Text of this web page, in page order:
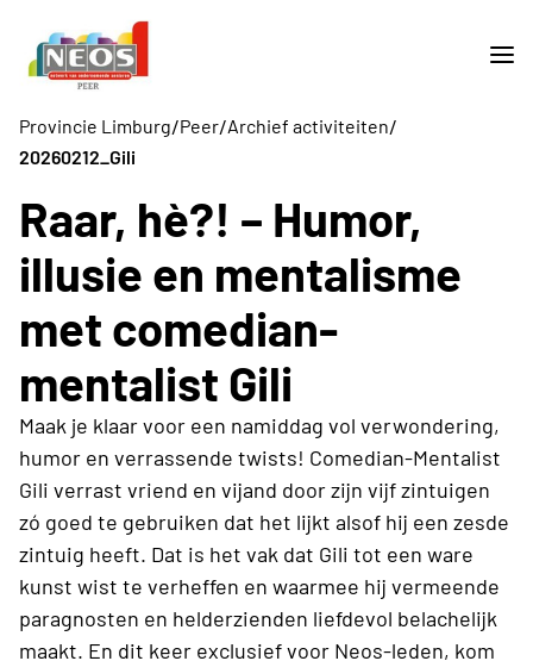
Provincie Limburg/Peer/Archief activiteiten/
20260212_Gili
Raar, hè?! – Humor,
illusie en mentalisme
met comedian-
mentalist Gili
Maak je klaar voor een namiddag vol verwondering,
humor en verrassende twists! Comedian-Mentalist
Gili verrast vriend en vijand door zijn vijf zintuigen
zó goed te gebruiken dat het lijkt alsof hij een zesde
zintuig heeft. Dat is het vak dat Gili tot een ware
kunst wist te verheffen en waarmee hij vermeende
paragnosten en helderzienden liefdevol belachelijk
maakt. En dit keer exclusief voor Neos-leden, kom